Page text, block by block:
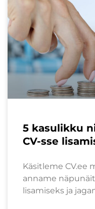
5 kasulikku
CV-sse
Käsitleme CV.ee
anname
lisamiseks ja